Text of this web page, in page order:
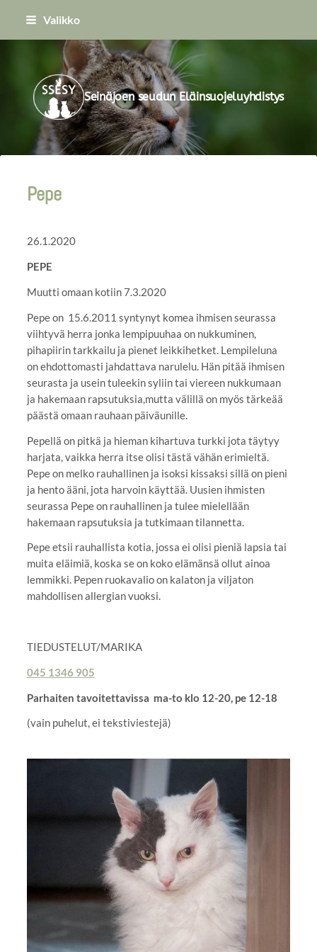
Siirry
Valikko
Seinäjoen seudun Eläinsuojeluyhdistys
Pepe
26.1.2020
PEPE
Muutti omaan kotiin 7.3.2020
Pepe on 15.6.2011 syntynyt komea ihmisen seurassa
viihtyvä herra jonka lempipuuhaa on nukkuminen,
pihapiirin tarkkailu ja pienet leikkihetket. Lempileluna
on ehdottomasti jahdattava narulelu. Hän pitää ihmisen
seurasta ja usein tuleekin syliin tai viereen nukkumaan
ja hakemaan rapsutuksia,mutta välillä on myös tärkeää
päästä omaan rauhaan päiväunille.
Pepellä on pitkä ja hieman kihartuva turkki jota täytyy
harjata, vaikka herra itse olisi tästä vähän erimieltä.
Pepe on melko rauhallinen ja isoksi kissaksi sillä on pieni
ja hento ääni, jota harvoin käyttää. Uusien ihmisten
seurassa Pepe on rauhallinen ja tulee mielellään
hakemaan rapsutuksia ja tutkimaan tilannetta.
Pepe etsii rauhallista kotia, jossa ei olisi pieniä lapsia tai
muita eläimiä, koska se on koko elämänsä ollut ainoa
lemmikki. Pepen ruokavalio on kalaton ja viljaton
mahdollisen allergian vuoksi.
TIEDUSTELUT/MARIKA
045 1346 905
Parhaiten tavoitettavissa ma-to klo 12-20, pe 12-18
(vain puhelut, ei tekstiviestejä)